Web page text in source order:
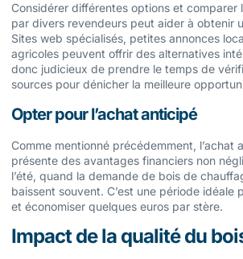
Considérer différentes options et comparer
par divers revendeurs peut aider à obtenir
Sites web spécialisés, petites annonces
agricoles peuvent offrir des alternatives
donc judicieux de prendre le temps de
sources pour dénicher la meilleure
Opter pour l’achat anticipé
Comme mentionné précédemment, l’achat
présente des avantages financiers non
l’été, quand la demande de bois de
baissent souvent. C’est une période idéale
et économiser quelques euros par stère.
Impact de la qualité du